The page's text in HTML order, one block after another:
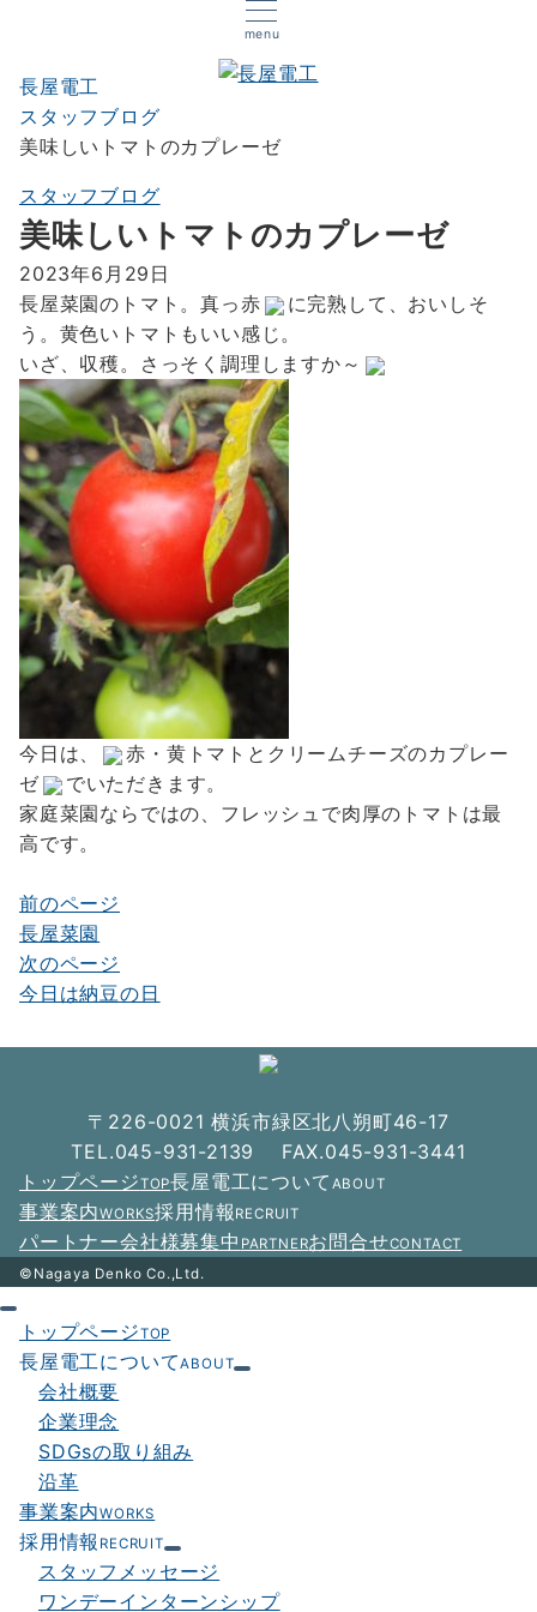
menu
長屋電工
スタッフブログ
美味しいトマトのカプレーゼ
スタッフブログ
美味しいトマトのカプレーゼ
2023年6月29日
長屋菜園のトマト。真っ赤
に完熟して、おいしそ
う。黄色いトマトもいい感じ。
いざ、収穫。さっそく調理しますか～
今日は、
赤・黄トマトとクリームチーズのカプレー
ゼ
でいただきます。
家庭菜園ならではの、フレッシュで肉厚のトマトは最
高です。
投
稿
ナ
ョ
ン
前のページ
長屋菜園
次のページ
今日は納豆の日
〒226-0021 横浜市緑区北八朔町46-17
TEL.045-931-2139 FAX.045-931-3441
トップページTOP長屋電工について ABOUT
事業案内WORKS採用情報 RECRUIT
パートナー会社様募集中 PARTNERお問合せCONTACT
©Nagaya Denko Co.,Ltd.
トップページTOP
長屋電工についてABOUT
会社概要
企業理念
SDGsの取り組み
沿革
事業案内WORKS
採用情報 RECRUIT
スタッフメッセージ
ワンデーインターンシップ